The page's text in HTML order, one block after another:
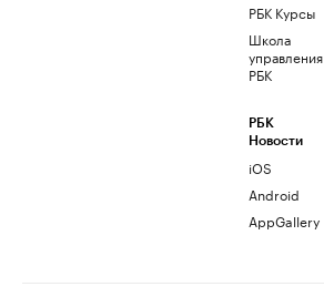
РБК Курсы
Школа
управления
РБК
РБК
Новости
iOS
Android
AppGallery